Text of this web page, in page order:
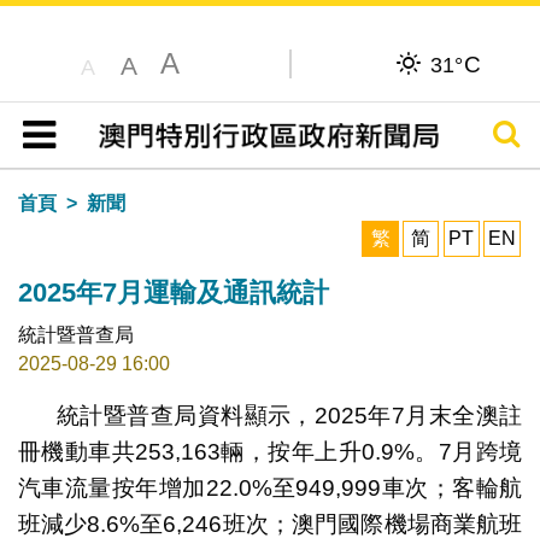
A A A 31°C
目錄
搜尋
首頁
新聞
繁
简 PT EN
2025年7月運輸及通訊統計
統計暨普查局
2025-08-29 16:00
統計暨普查局資料顯示，2025年7月末全澳註
冊機動車共253,163輛，按年上升0.9%。7月跨境
汽車流量按年增加22.0%至949,999車次；客輪航
班減少8.6%至6,246班次；澳門國際機場商業航班